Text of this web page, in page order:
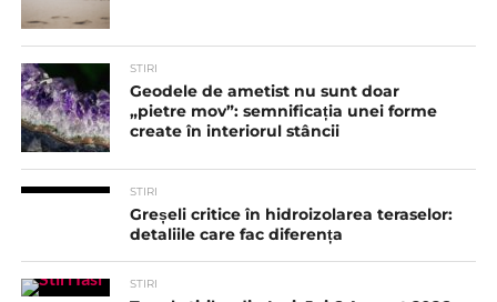
STIRI
Geodele de ametist nu sunt doar
„pietre mov”: semnificația unei forme
create în interiorul stâncii
STIRI
Greșeli critice în hidroizolarea teraselor:
detaliile care fac diferența
STIRI